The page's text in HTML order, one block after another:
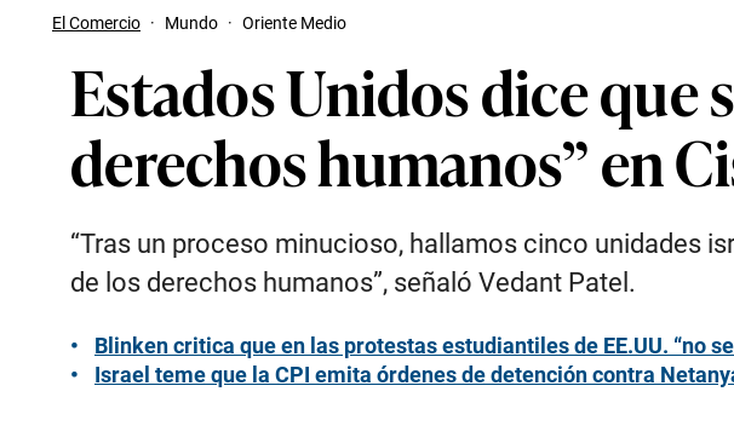
El Comercio · Mundo · Oriente Medio
Estados Unidos dice que
derechos humanos” en
“Tras un proceso minucioso, hallamos cinco unidades
de los derechos humanos”, señaló Vedant Patel.
Blinken critica que en las protestas estudiantiles de EE.UU. “no
Israel teme que la CPI emita órdenes de detención contra